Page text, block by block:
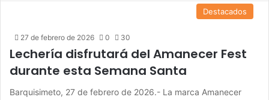
Destacados
27 de febrero de 2026 0 30
Lechería disfrutará del Amanecer Fest
durante esta Semana Santa
Barquisimeto, 27 de febrero de 2026.- La marca Amanecer